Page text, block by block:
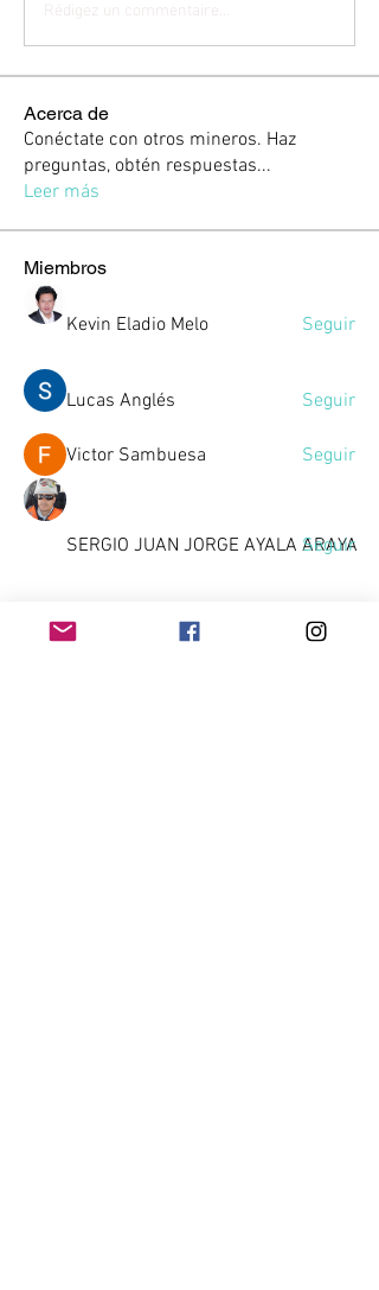
Rédigez un commentaire...
Acerca de
Conéctate con otros mineros. Haz
preguntas, obtén respuestas...
Leer más
Miembros
Kevin Eladio Melo Seguir
Lucas Anglés Seguir
Victor Sambuesa Seguir
SERGIO JUAN JORGE AYALA ARAYA
Seguir
GussstGussst
Seguir